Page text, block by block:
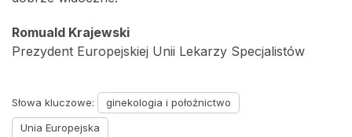
Romuald Krajewski
Prezydent Europejskiej Unii Lekarzy Specjalistów
Słowa kluczowe:
ginekologia i położnictwo
Unia Europejska